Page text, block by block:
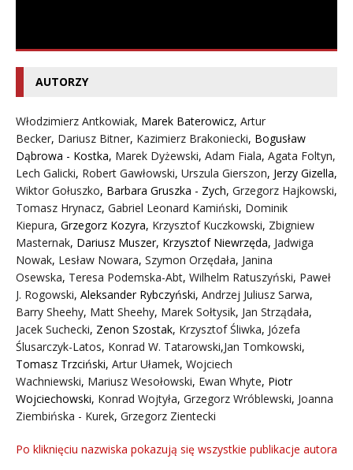
AUTORZY
Włodzimierz Antkowiak, Marek Baterowicz, Artur
Becker, Dariusz Bitner, Kazimierz Brakoniecki, Bogusław
Dąbrowa - Kostka, Marek Dyżewski, Adam Fiala, Agata Foltyn,
Lech Galicki, Robert Gawłowski, Urszula Gierszon, Jerzy Gizella,
Wiktor Gołuszko, Barbara Gruszka - Zych, Grzegorz Hajkowski,
Tomasz Hrynacz, Gabriel Leonard Kamiński, Dominik
Kiepura, Grzegorz Kozyra, Krzysztof Kuczkowski, Zbigniew
Masternak, Dariusz Muszer, Krzysztof Niewrzęda, Jadwiga
Nowak, Lesław Nowara, Szymon Orzędała, Janina
Osewska, Teresa Podemska-Abt, Wilhelm Ratuszyński, Paweł
J. Rogowski, Aleksander Rybczyński, Andrzej Juliusz Sarwa,
Barry Sheehy, Matt Sheehy, Marek Sołtysik, Jan Strządała,
Jacek Suchecki, Zenon Szostak, Krzysztof Śliwka, Józefa
Ślusarczyk-Latos, Konrad W. Tatarowski,Jan Tomkowski,
Tomasz Trzciński, Artur Ułamek, Wojciech
Wachniewski, Mariusz Wesołowski, Ewan Whyte, Piotr
Wojciechowski, Konrad Wojtyła, Grzegorz Wróblewski, Joanna
Ziembińska - Kurek, Grzegorz Zientecki
Po kliknięciu nazwiska pokazują się wszystkie publikacje autora